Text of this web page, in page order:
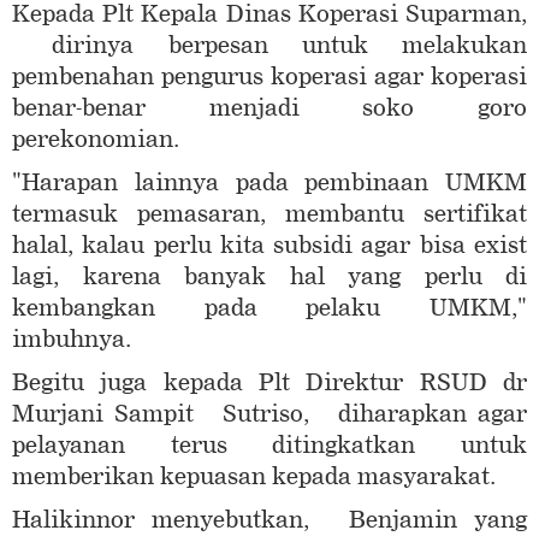
Kepada Plt Kepala Dinas Koperasi Suparman,
dirinya berpesan untuk melakukan
pembenahan pengurus koperasi agar koperasi
benar-benar menjadi soko goro
perekonomian.
"Harapan lainnya pada pembinaan UMKM
termasuk pemasaran, membantu sertifikat
halal, kalau perlu kita subsidi agar bisa exist
lagi, karena banyak hal yang perlu di
kembangkan pada pelaku UMKM,"
imbuhnya.
Begitu juga kepada Plt Direktur RSUD dr
Murjani Sampit Sutriso, diharapkan agar
pelayanan terus ditingkatkan untuk
memberikan kepuasan kepada masyarakat.
Halikinnor menyebutkan, Benjamin yang